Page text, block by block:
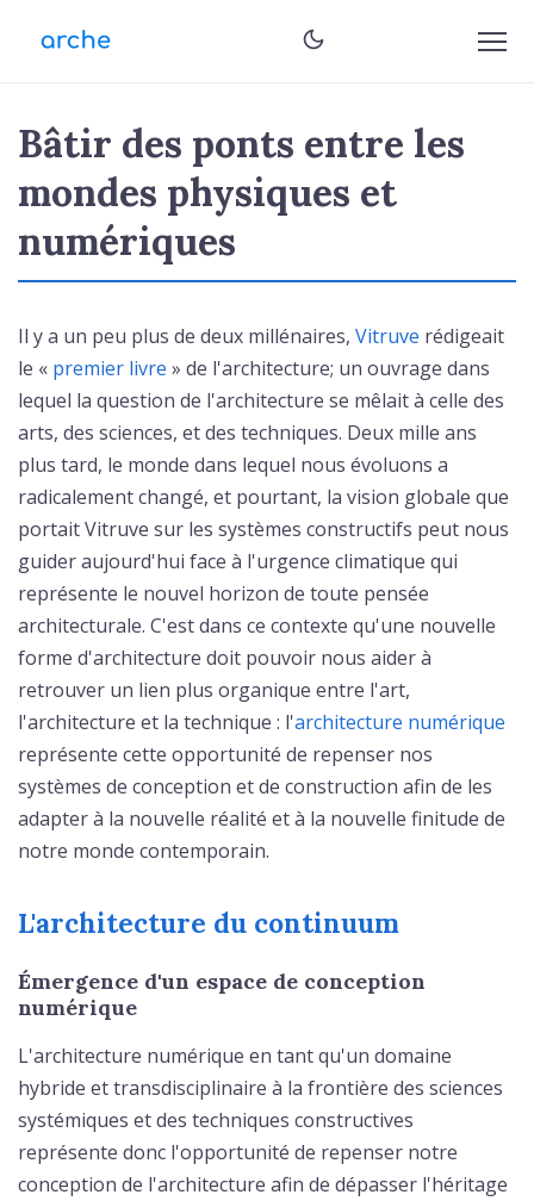
Bâtir des ponts entre les
mondes physiques et
numériques
Il y a un peu plus de deux millénaires, Vitruve rédigeait
le « premier livre » de l'architecture; un ouvrage dans
lequel la question de l'architecture se mêlait à celle des
arts, des sciences, et des techniques. Deux mille ans
plus tard, le monde dans lequel nous évoluons a
radicalement changé, et pourtant, la vision globale que
portait Vitruve sur les systèmes constructifs peut nous
guider aujourd'hui face à l'urgence climatique qui
représente le nouvel horizon de toute pensée
architecturale. C'est dans ce contexte qu'une nouvelle
forme d'architecture doit pouvoir nous aider à
retrouver un lien plus organique entre l'art,
l'architecture et la technique : l'architecture numérique
représente cette opportunité de repenser nos
systèmes de conception et de construction afin de les
adapter à la nouvelle réalité et à la nouvelle finitude de
notre monde contemporain.
L'architecture du continuum
Émergence d'un espace de conception
numérique
L'architecture numérique en tant qu'un domaine
hybride et transdisciplinaire à la frontière des sciences
systémiques et des techniques constructives
représente donc l'opportunité de repenser notre
conception de l'architecture afin de dépasser l'héritage